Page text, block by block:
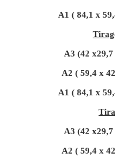
A1 ( 84,1 x
A3 (42 x29,7
A2 ( 59,4 x
A1 ( 84,1 x
A3 (42 x29,7
A2 ( 59,4 x